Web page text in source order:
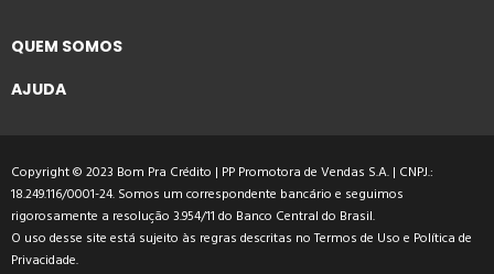
QUEM SOMOS
AJUDA
Copyright © 2023 Bom Pra Crédito | PP Promotora de Vendas S.A. | CNPJ.:
18.249.116/0001-24. Somos um correspondente bancário e seguimos
rigorosamente a resolução 3.954/11 do Banco Central do Brasil.
O uso desse site está sujeito às regras descritas noTermos de Uso e Política de
Privacidade.